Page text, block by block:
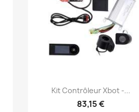
Aperçu rapide
Kit Contrôleur Xbot -...
83,15 €